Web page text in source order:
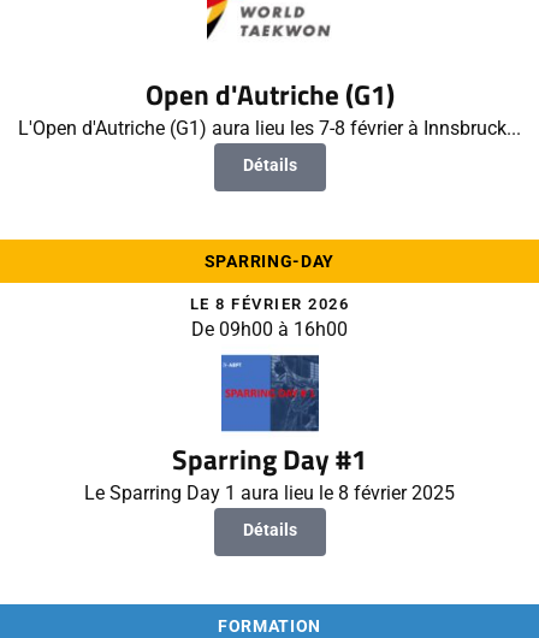
Open d'Autriche (G1)
L'Open d'Autriche (G1) aura lieu les 7-8 février à Innsbruck...
Détails
SPARRING-DAY
LE 8 FÉVRIER 2026
De 09h00 à 16h00
Sparring Day #1
Le Sparring Day 1 aura lieu le 8 février 2025
Détails
FORMATION